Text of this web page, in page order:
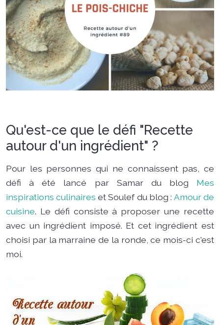
Qu'est-ce que le défi "Recette
autour d'un ingrédient" ?
Pour les personnes qui ne connaissent pas, ce
défi à été lancé par Samar du blog Mes
inspirations culinaires et Soulef du blog : Amour de
cuisine. Le défi consiste à proposer une recette
avec un ingrédient imposé. Et cet ingrédient est
choisi par la marraine de la ronde, ce mois-ci c'est
moi.